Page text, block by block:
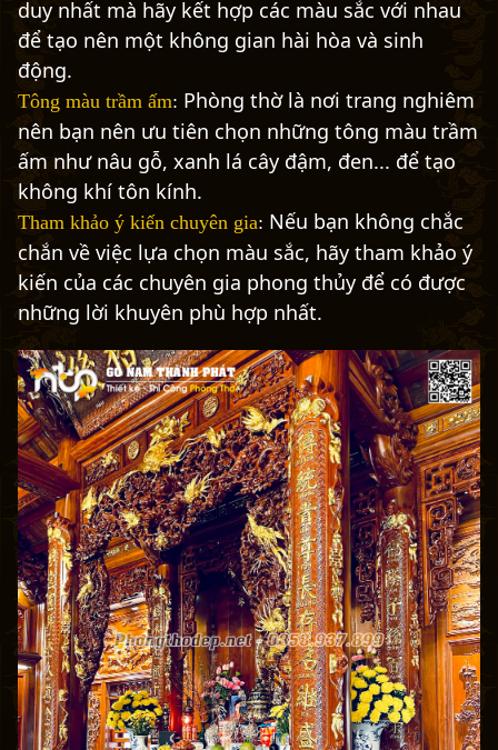
duy nhất mà hãy kết hợp các màu sắc với nhau
để tạo nên một không gian hài hòa và sinh
động.
Tông màu trầm ấm: Phòng thờ là nơi trang nghiêm
nên bạn nên ưu tiên chọn những tông màu trầm
ấm như nâu gỗ, xanh lá cây đậm, đen... để tạo
không khí tôn kính.
Tham khảo ý kiến chuyên gia: Nếu bạn không chắc
chắn về việc lựa chọn màu sắc, hãy tham khảo ý
kiến của các chuyên gia phong thủy để có được
những lời khuyên phù hợp nhất.